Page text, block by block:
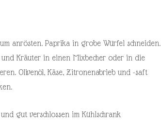
anrösten. Paprika in grobe Würfel schneiden.
und Kräuter in einen Mixbecher oder in die
Olivenöl, Käse, Zitronenabrieb und -saft
gut verschlossen im Kühlschrank